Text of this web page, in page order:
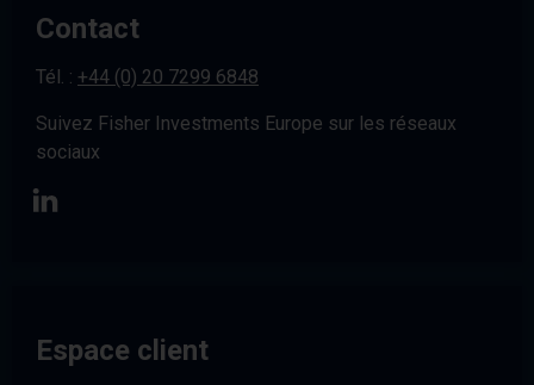
Contact
Tél. : +44 (0) 20 7299 6848
Suivez Fisher Investments Europe sur les réseaux
sociaux
Espace client